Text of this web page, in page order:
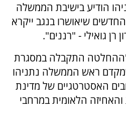
הודיע בישיבת הממשלה
שיאושרו בנגב ייקרא
גואילי - "רננים".
"ההחלטה התקבלה במסגרת
ראש הממשלה נתניהו
האסטרטגיים של מדינת
הלאומית במרחבי